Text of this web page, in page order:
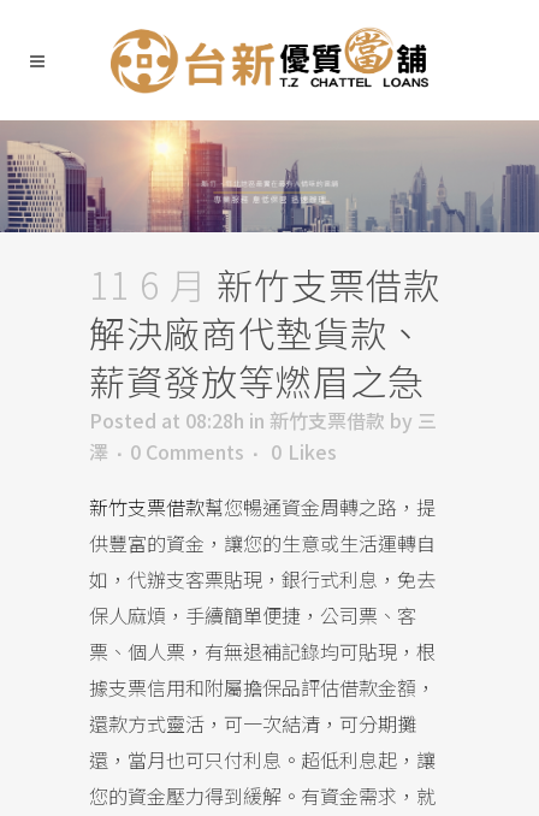
11 6 月 新竹支票借款
解決廠商代墊貨款、
薪資發放等燃眉之急
Posted at 08:28h in 新竹支票借款 by 三
澤
0 Comments 0 Likes
新竹支票借款幫您暢通資金周轉之路，提
供豐富的資金，讓您的生意或生活運轉自
如，代辦支客票貼現，銀行式利息，免去
保人麻煩，手續簡單便捷，公司票、客
票、個人票，有無退補記錄均可貼現，根
據支票信用和附屬擔保品評估借款金額，
還款方式靈活，可一次結清，可分期攤
還，當月也可只付利息。超低利息起，讓
您的資金壓力得到緩解。有資金需求，就